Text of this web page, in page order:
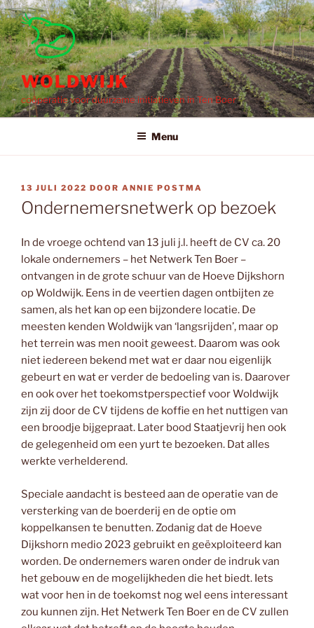
Ga
naar
de
inhoud
WOLDWIJK
coöperatie voor duurzame initiatieven in Ten Boer
Menu
GEPLAATST
OP
13 JULI 2022 DOOR ANNIE POSTMA
Ondernemersnetwerk op bezoek
In de vroege ochtend van 13 juli j.l. heeft de CV ca. 20
lokale ondernemers – het Netwerk Ten Boer –
ontvangen in de grote schuur van de Hoeve Dijkshorn
op Woldwijk. Eens in de veertien dagen ontbijten ze
samen, als het kan op een bijzondere locatie. De
meesten kenden Woldwijk van ‘langsrijden’, maar op
het terrein was men nooit geweest. Daarom was ook
niet iedereen bekend met wat er daar nou eigenlijk
gebeurt en wat er verder de bedoeling van is. Daarover
en ook over het toekomstperspectief voor Woldwijk
zijn zij door de CV tijdens de koffie en het nuttigen van
een broodje bijgepraat. Later bood Staatjevrij hen ook
de gelegenheid om een yurt te bezoeken. Dat alles
werkte verhelderend.
Speciale aandacht is besteed aan de operatie van de
versterking van de boerderij en de optie om
koppelkansen te benutten. Zodanig dat de Hoeve
Dijkshorn medio 2023 gebruikt en geëxploiteerd kan
worden. De ondernemers waren onder de indruk van
het gebouw en de mogelijkheden die het biedt. Iets
wat voor hen in de toekomst nog wel eens interessant
zou kunnen zijn. Het Netwerk Ten Boer en de CV zullen